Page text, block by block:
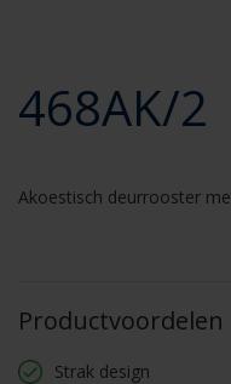
468AK/2
Akoestisch deurrooster
Productvoordelen
Strak design